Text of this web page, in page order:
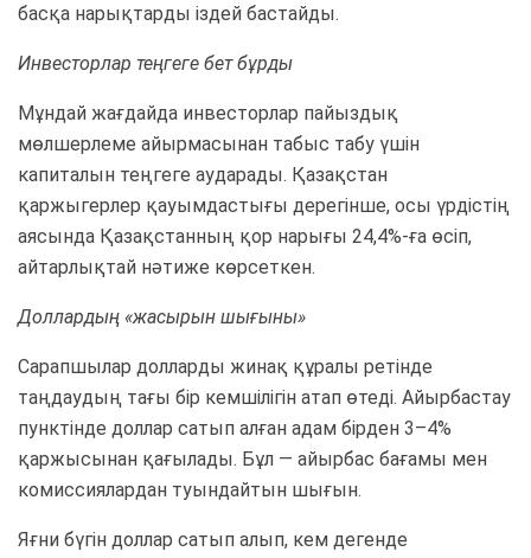
басқа нарықтарды іздей бастайды.
Инвесторлар теңгеге бет бұрды
Мұндай жағдайда инвесторлар пайыздық
мөлшерлеме айырмасынан табыс табу үшін
капиталын теңгеге аударады. Қазақстан
қаржыгерлер қауымдастығы дерегінше, осы үрдістің
аясында Қазақстанның қор нарығы 24,4%-ға өсіп,
айтарлықтай нәтиже көрсеткен.
Доллардың «жасырын шығыны»
Сарапшылар долларды жинақ құралы ретінде
таңдаудың тағы бір кемшілігін атап өтеді. Айырбастау
пунктінде доллар сатып алған адам бірден 3–4%
қаржысынан қағылады. Бұл — айырбас бағамы мен
комиссиялардан туындайтын шығын.
Яғни бүгін доллар сатып алып, кем дегенде